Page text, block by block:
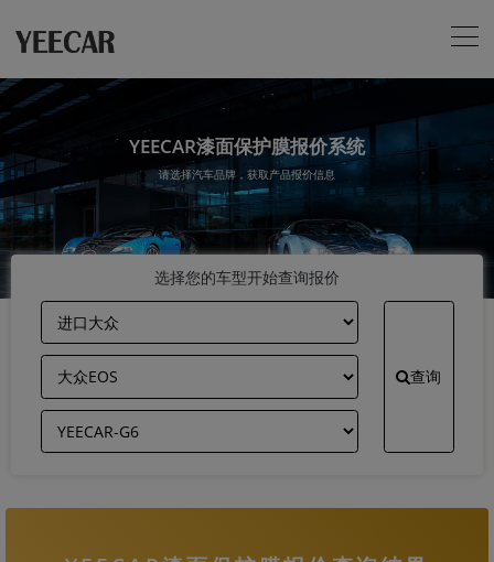
YEECAR漆面保护膜报价系统
请选择汽车品牌，获取产品报价信息
选择您的车型开始查询报价
查询